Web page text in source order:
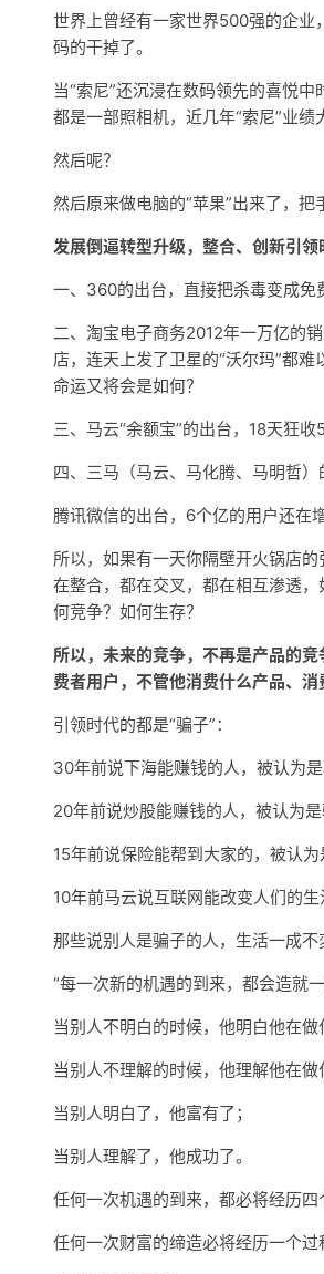
世界上曾经有一家世界500强的企业
码的干掉了。
当“索尼”还沉浸在数码领先的喜悦
都是一部照相机，近几年“索尼”业绩
然后呢？
然后原来做电脑的“苹果”出来了，把
发展倒逼转型升级，整合、创新引领
一、360的出台，直接把杀毒变成免
二、淘宝电子商务2012年一万亿的
店，连天上发了卫星的“沃尔玛”都
命运又将会是如何？
三、马云“余额宝”的出台，18天狂
四、三马（马云、马化腾、马明哲
腾讯微信的出台，6个亿的用户还在
所以，如果有一天你隔壁开火锅店
在整合，都在交叉，都在相互渗透
何竞争？如何生存？
所以，未来的竞争，不再是产品的
费者用户，不管他消费什么产品、
引领时代的都是“骗子”：
30年前说下海能赚钱的人，被认为是
20年前说炒股能赚钱的人，被认为是
15年前说保险能帮到大家的，被认为
10年前马云说互联网能改变人们的生
那些说别人是骗子的人，生活一成不
“每一次新的机遇的到来，都会造就
当别人不明白的时候，他明白他在做
当别人不理解的时候，他理解他在做
当别人明白了，他富有了；
当别人理解了，他成功了。
任何一次机遇的到来，都必将经历四
任何一次财富的缔造必将经历一个过